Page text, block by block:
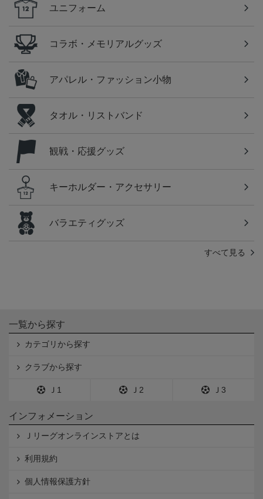
ユニフォーム
コラボ・メモリアルグッズ
アパレル・ファッション小物
タオル・リストバンド
観戦・応援グッズ
キーホルダー・アクセサリー
バラエティグッズ
すべて見る
一覧から探す
カテゴリから探す
クラブから探す
Ｊ1 Ｊ2 Ｊ3
インフォメーション
Ｊリーグオンラインストアとは
利用規約
個人情報保護方針